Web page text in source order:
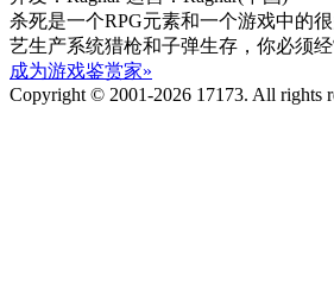
杀死是一个RPG元素和一个游戏中的
艺生产系统猎枪和子弹生存，你必须
成为游戏鉴赏家»
Copyright © 2001-2026 17173. All rights